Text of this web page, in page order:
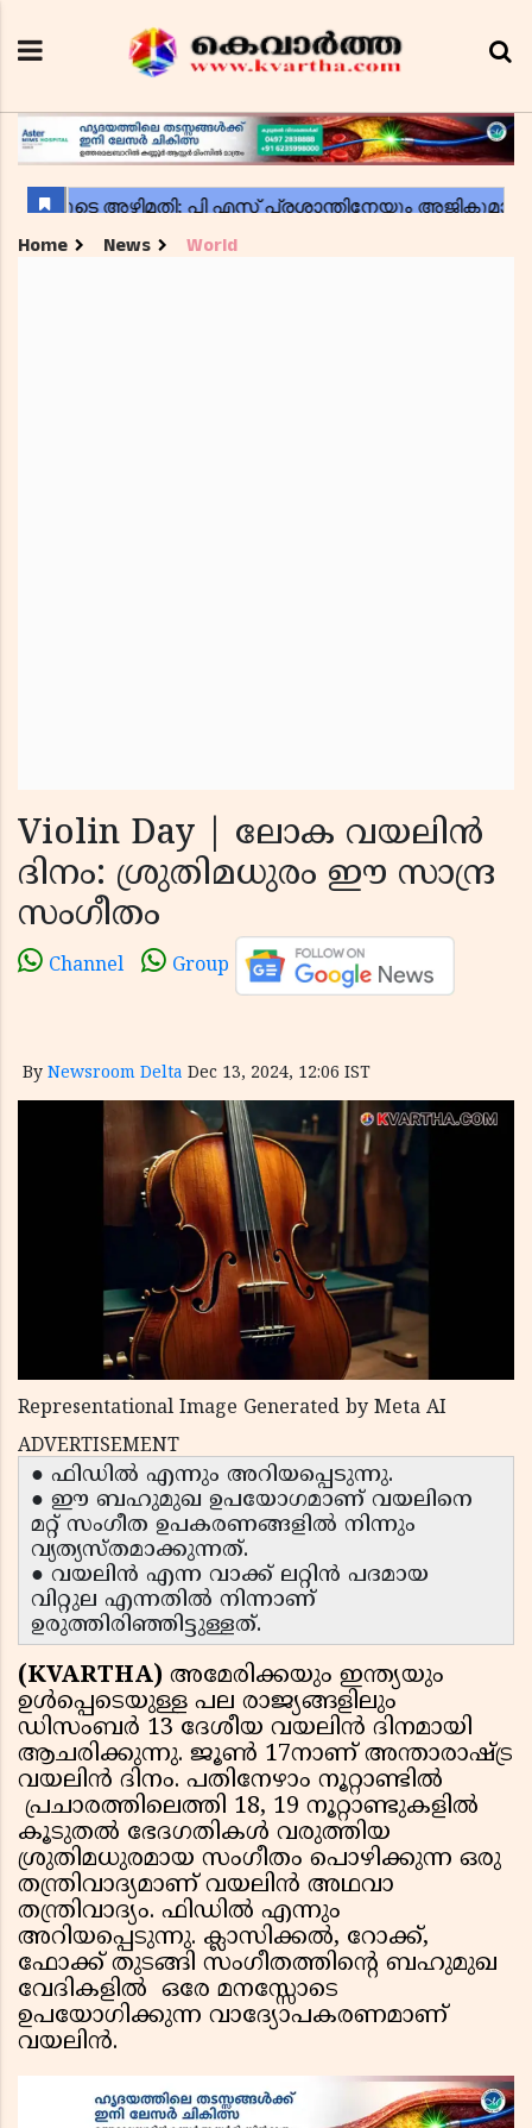
Home News World
Violin Day | ലോക വയലിൻ
ദിനം: ശ്രുതിമധുരം ഈ സാന്ദ്ര
സംഗീതം
Channel Group
By Newsroom Delta Dec 13, 2024, 12:06 IST
Representational Image Generated by Meta AI
ADVERTISEMENT
● ഫിഡിൽ എന്നും അറിയപ്പെടുന്നു.
● ഈ ബഹുമുഖ ഉപയോഗമാണ് വയലിനെ
മറ്റ് സംഗീത ഉപകരണങ്ങളിൽ നിന്നും
വ്യത്യസ്തമാക്കുന്നത്.
● വയലിൻ എന്ന വാക്ക് ലറ്റിൻ പദമായ
വിറ്റുല എന്നതിൽ നിന്നാണ്
ഉരുത്തിരിഞ്ഞിട്ടുള്ളത്.
(KVARTHA) അമേരിക്കയും ഇന്ത്യയും
ഉൾപ്പെടെയുള്ള പല രാജ്യങ്ങളിലും
ഡിസംബർ 13 ദേശീയ വയലിൻ ദിനമായി
ആചരിക്കുന്നു. ജൂൺ 17നാണ് അന്താരാഷ്ട്ര
വയലിൻ ദിനം. പതിനേഴാം നൂറ്റാണ്ടിൽ
പ്രചാരത്തിലെത്തി 18, 19 നൂറ്റാണ്ടുകളിൽ
കൂടുതൽ ഭേദഗതികൾ വരുത്തിയ
ശ്രുതിമധുരമായ സംഗീതം പൊഴിക്കുന്ന ഒരു
തന്ത്രിവാദ്യമാണ്‌ വയലിൻ അഥവാ
തന്ത്രിവാദ്യം. ഫിഡിൽ എന്നും
അറിയപ്പെടുന്നു. ക്ലാസിക്കൽ, റോക്ക്,
ഫോക്ക് തുടങ്ങി സംഗീതത്തിന്റെ ബഹുമുഖ
വേദികളിൽ ഒരേ മനസ്സോടെ
ഉപയോഗിക്കുന്ന വാദ്യോപകരണമാണ്
വയലിൻ.